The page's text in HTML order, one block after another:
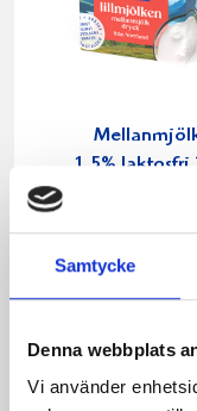
Samtycke
Denna webbplats
Vi använder
1,5% laktosfri